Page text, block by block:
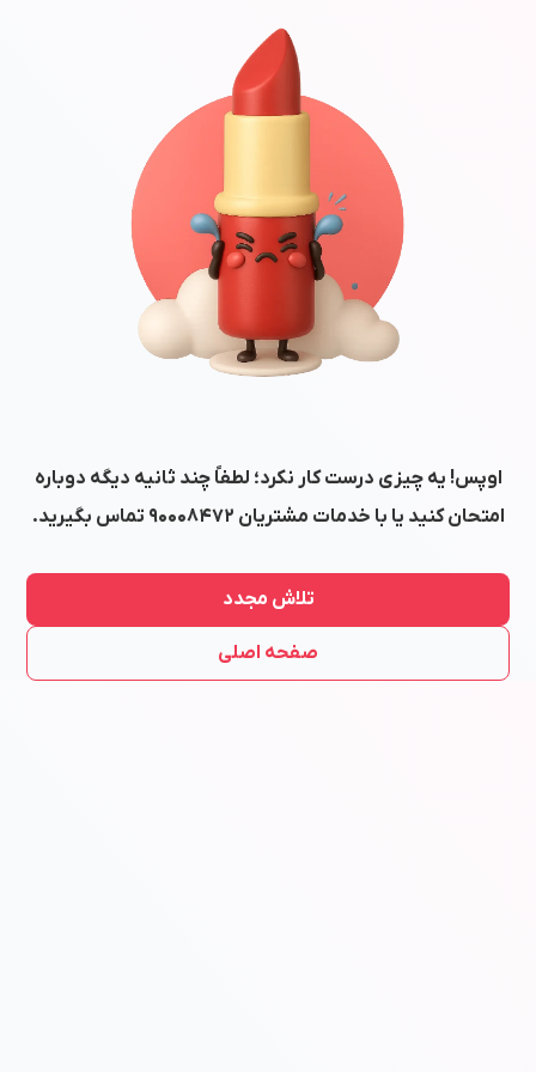
اوپس! یه چیزی درست کار نکرد؛ لطفاً چند ثانیه دیگه دوباره
امتحان کنید یا با خدمات مشتریان ۹۰۰۰۸۴۷۲ تماس بگیرید.
تلاش مجدد
صفحه اصلی